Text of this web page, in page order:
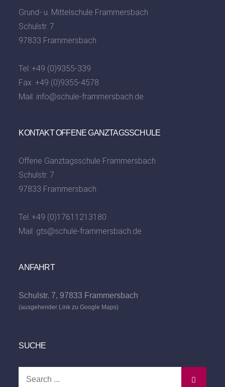
Grund- u. Mittelschule Frammersbach
Schulstr. 7
97833 Frammersbach
Tel.:+49 (0)9355-339
Fax: +49 (0)9355-4578
Mail: info@schule-frammersbach.de
KONTAKT OFFENE GANZTAGSSCHULE
Offene Ganztagsschule Frammersbach
Schulstr. 7
97833 Frammersbach
Tel.:+49 (0)17611213180
Mail: gts@schule-frammersbach.de
ANFAHRT
Schulstr. 7, 97833 Frammersbach
(ausgehender Link zu Google Maps)
SUCHE